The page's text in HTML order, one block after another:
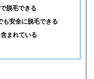
脱毛できる
も安全に脱毛できる
まれている